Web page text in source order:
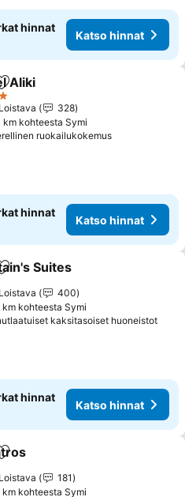
hinnat
Katso hinnat
Lisää suosikkeihin
Aliki
Loistava
328
km kohteesta Symi
ruokailukokemus
hinnat
Katso hinnat
Lisää suosikkeihin
Suites
Loistava
400
km kohteesta Symi
kaksitasoiset huoneistot
hinnat
Katso hinnat
Lisää suosikkeihin
Loistava
181
km kohteesta Symi